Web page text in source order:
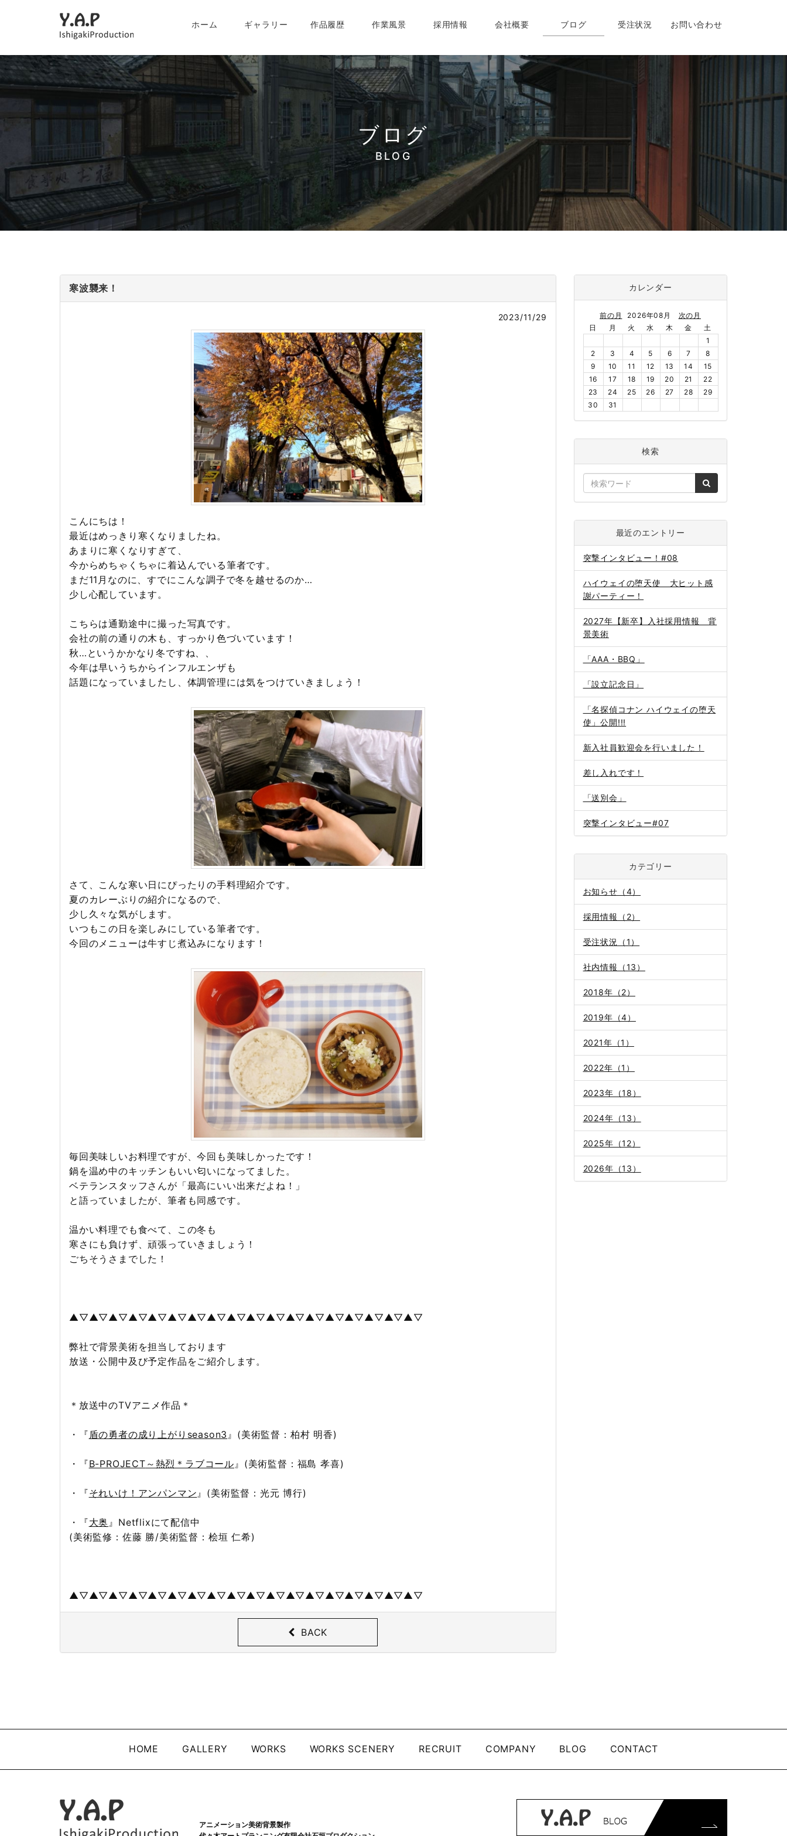
ホーム ギャラリー 作品履歴 作業風景 採用情報 会社概要 ブログ 受注状況 お問い合わせ
ブログ
BLOG
寒波襲来！
2023/11/29
こんにちは！
最近はめっきり寒くなりましたね。
あまりに寒くなりすぎて、
今からめちゃくちゃに着込んでいる筆者です。
まだ11月なのに、すでにこんな調子で冬を越せるのか…
少し心配しています。
こちらは通勤途中に撮った写真です。
会社の前の通りの木も、すっかり色づいています！
秋…というかかなり冬ですね、、
今年は早いうちからインフルエンザも
話題になっていましたし、体調管理には気をつけていきましょう！
さて、こんな寒い日にぴったりの手料理紹介です。
夏のカレーぶりの紹介になるので、
少し久々な気がします。
いつもこの日を楽しみにしている筆者です。
今回のメニューは牛すじ煮込みになります！
毎回美味しいお料理ですが、今回も美味しかったです！
鍋を温め中のキッチンもいい匂いになってました。
ベテランスタッフさんが「最高にいい出来だよね！」
と語っていましたが、筆者も同感です。
温かい料理でも食べて、この冬も
寒さにも負けず、頑張っていきましょう！
ごちそうさまでした！
▲▽▲▽▲▽▲▽▲▽▲▽▲▽▲▽▲▽▲▽▲▽▲▽▲▽▲▽▲▽▲▽▲▽▲▽
弊社で背景美術を担当しております
放送・公開中及び予定作品をご紹介します。
＊放送中のTVアニメ作品＊
・『 盾の勇者の成り上がりseason3 』 (美術監督：柏村 明香)
・『B-PROJECT ～熱烈＊ラブコール 』(美術監督：福島 孝喜)
・『それいけ！アンパンマン 』(美術監督：光元 博行)
・『大奥 』Netflixにて配信中
(美術監修：佐藤 勝/美術監督：桧垣 仁希)
▲▽▲▽▲▽▲▽▲▽▲▽▲▽▲▽▲▽▲▽▲▽▲▽▲▽▲▽▲▽▲▽▲▽▲▽
BACK
カレンダー
前の月 2026年08月
次の月
日
月 火 水 木 金
土
1
2
3 4 5 6 7
8
9
10 11 12 13 14
15
16
17 18 19 20 21
22
23
24 25 26 27 28
29
30
31
検索
最近のエントリー
突撃インタビュー！#08
ハイウェイの堕天使 大ヒット感
謝パーティー！
2027年【新卒】入社採用情報 背
景美術
「AAA・BBQ」
「設立記念日」
「名探偵コナン ハイウェイの堕天
使」公開!!!
新入社員歓迎会を行いました！
差し入れです！
「送別会」
突撃インタビュー#07
カテゴリー
お知らせ（4）
採用情報（2）
受注状況（1）
社内情報（13）
2018年（2）
2019年（4）
2021年（1）
2022年（1）
2023年（18）
2024年（13）
2025年（12）
2026年（13）
HOME GALLERY WORKS WORKS SCENERY RECRUIT COMPANY BLOG CONTACT
アニメーション美術背景製作